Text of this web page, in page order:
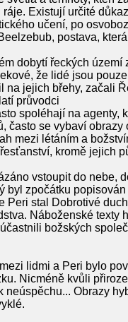
ráje. Existují určité
učení, po
postava,
dobytí řeckých
že lidé jsou
na jejich břehy, začali
průvodci
spoléhají na agenty,
často se vybaví
mezi létáním a
kromě jejich
vstoupit do nebe,
byl zpočátku
Peri stal Dobrotivé
Náboženské texty
božských
lidmi a Peri bylo
Nicméně kvůli
neúspěchu... Obrazy